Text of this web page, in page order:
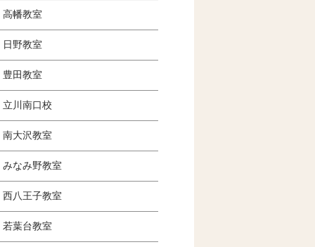
高幡教室
日野教室
豊田教室
立川南口校
南大沢教室
みなみ野教室
西八王子教室
若葉台教室